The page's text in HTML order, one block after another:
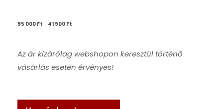
95 000 Ft 41 900 Ft
Az ár kizárólag webshopon keresztül történő
vásárlás esetén érvényes!